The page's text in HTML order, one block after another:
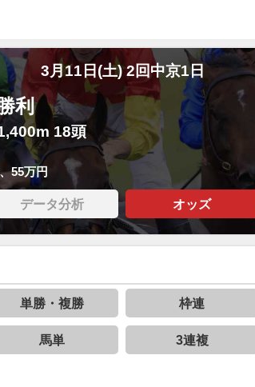
3月11日(土) 2回中京1日
利
18頭
55万円
データ分析 オッズ
単勝・複勝 枠連
馬単 3連複